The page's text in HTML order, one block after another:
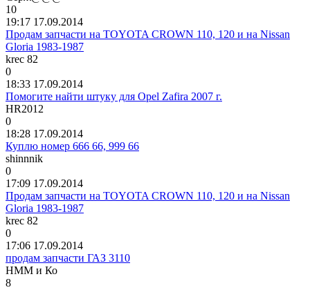
10
19:17 17.09.2014
Продам запчасти на TOYOTA CROWN 110, 120 и на Nissan
Gloria 1983-1987
krec 82
0
18:33 17.09.2014
Помогите найти штуку для Opel Zafira 2007 г.
HR2012
0
18:28 17.09.2014
Куплю номер 666 66, 999 66
shinnnik
0
17:09 17.09.2014
Продам запчасти на TOYOTA CROWN 110, 120 и на Nissan
Gloria 1983-1987
krec 82
0
17:06 17.09.2014
продам запчасти ГАЗ 3110
НММ и Ко
8